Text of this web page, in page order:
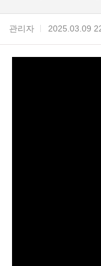
관리자 2025.03.09